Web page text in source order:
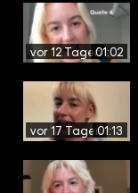
vor 12 Tagen01:02
vor 17 Tagen01:13